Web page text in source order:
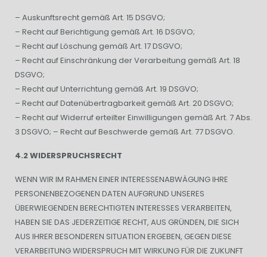
– Auskunftsrecht gemäß Art. 15 DSGVO;
– Recht auf Berichtigung gemäß Art. 16 DSGVO;
– Recht auf Löschung gemäß Art. 17 DSGVO;
– Recht auf Einschränkung der Verarbeitung gemäß Art. 18
DSGVO;
– Recht auf Unterrichtung gemäß Art. 19 DSGVO;
– Recht auf Datenübertragbarkeit gemäß Art. 20 DSGVO;
– Recht auf Widerruf erteilter Einwilligungen gemäß Art. 7 Abs.
3 DSGVO; – Recht auf Beschwerde gemäß Art. 77 DSGVO.
4.2 WIDERSPRUCHSRECHT
WENN WIR IM RAHMEN EINER INTERESSENABWÄGUNG IHRE
PERSONENBEZOGENEN DATEN AUFGRUND UNSERES
ÜBERWIEGENDEN BERECHTIGTEN INTERESSES VERARBEITEN,
HABEN SIE DAS JEDERZEITIGE RECHT, AUS GRÜNDEN, DIE SICH
AUS IHRER BESONDEREN SITUATION ERGEBEN, GEGEN DIESE
VERARBEITUNG WIDERSPRUCH MIT WIRKUNG FÜR DIE ZUKUNFT